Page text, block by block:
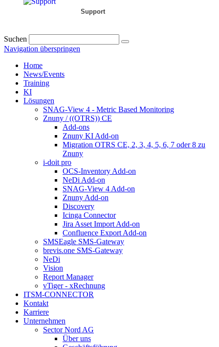
Support
Suchen
Navigation überspringen
Home
News/Events
Training
KI
Lösungen
SNAG-View 4 - Metric Based Monitoring
Znuny / ((OTRS)) CE
Add-ons
Znuny KI Add-on
Migration OTRS CE, 2, 3, 4, 5, 6, 7 oder 8 zu
Znuny
i-doit pro
OCS-Inventory Add-on
NeDi Add-on
SNAG-View 4 Add-on
Znuny Add-on
Discovery
Icinga Connector
Jira Asset Import Add-on
Confluence Export Add-on
SMSEagle SMS-Gateway
brevis.one SMS-Gateway
NeDi
Vision
Report Manager
vTiger - xRechnung
ITSM-CONNECTOR
Kontakt
Karriere
Unternehmen
Sector Nord AG
Über uns